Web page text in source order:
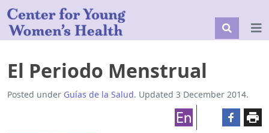
El Periodo Menstrual
Posted under Guías de la Salud. Updated 3 December 2014.